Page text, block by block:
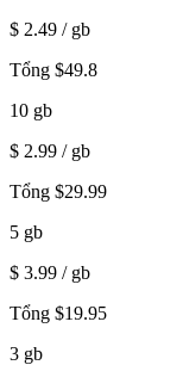
$ 2.49 / gb
Tổng $49.8
10 gb
$ 2.99 / gb
Tổng $29.99
5 gb
$ 3.99 / gb
Tổng $19.95
3 gb